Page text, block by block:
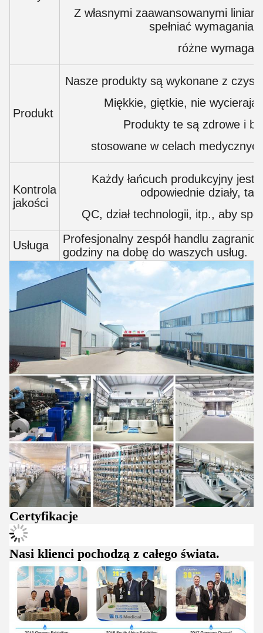
Z własnymi zaawansowanymi
spełniać wymagania
różne
Produkt
Nasze produkty są wykonane z
Miękkie, giętkie, nie
Produkty te są zdrowe i
stosowane w celach
Kontrola
jakości
Każdy łańcuch produkcyjny jest
odpowiednie działy,
QC, dział technologii, itp., aby
Usługa
Profesjonalny zespół handlu
godziny na dobę do waszych usług.
Certyfikacje
Nasi klienci pochodzą z całego świata.